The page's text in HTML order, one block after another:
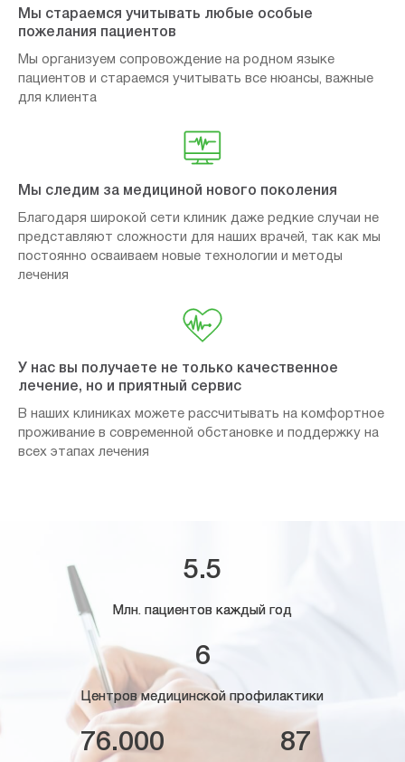
Мы стараемся учитывать любые особые
пожелания пациентов
Мы организуем сопровождение на родном языке
пациентов и стараемся учитывать все нюансы, важные
для клиента
Мы следим за медициной нового поколения
Благодаря широкой сети клиник даже редкие случаи не
представляют сложности для наших врачей, так как мы
постоянно осваиваем новые технологии и методы
лечения
У нас вы получаете не только качественное
лечение, но и приятный сервис
В наших клиниках можете рассчитывать на комфортное
проживание в современной обстановке и поддержку на
всех этапах лечения
5.5
Млн. пациентов каждый год
6
Центров медицинской профилактики
76.000 87